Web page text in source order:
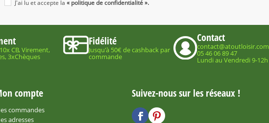
J'ai lu et accepte la « politique de confidentialité ».
CB, Virement,
3xChèques
Fidélité
Jusqu'à 50€ de cashback par
commande
Contact
contact@atoutloisir.com
05 46 06 89 47
Lundi au Vendredi 9-12h
compte
commandes
adresses
Suivez-nous sur les réseaux !